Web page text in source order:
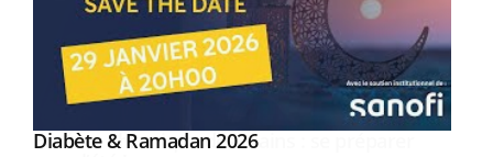
Youtube
Diabète & Ramadan 2026Youtube